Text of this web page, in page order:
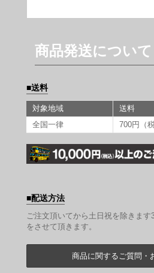
商品発送について
送料
対象地域
送料
全国一律
700円（税
配送方法
ご注文頂いてから土日祝を除きま
をさせて頂きます。
商品に関するご質問・